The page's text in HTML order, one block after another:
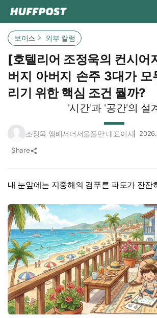
보이스 외부 칼럼
[호텔리어 조정욱의 컨시어
버지 아버지 손주 3대가 모
리기 위한 핵심 조건 뭘까?
'시간'과 '공간'의 설
조정욱 앰배서더서울풀만 대표이사
Share share
내 눈앞에는 지중해의 검푸른 파도가 잔잔